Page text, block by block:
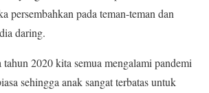
persembahkan pada teman-teman dan
daring.
2020 kita semua mengalami pandemi
sehingga anak sangat terbatas untuk